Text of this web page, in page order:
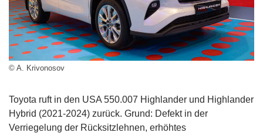
© A. Krivonosov
Toyota ruft in den USA 550.007 Highlander und Highlander
Hybrid (2021-2024) zurück. Grund: Defekt in der
Verriegelung der Rücksitzlehnen, erhöhtes